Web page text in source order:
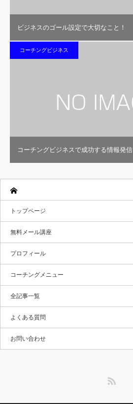
ビジネスのゴール設定で大切なこと！
コーチングビジネス
コーチングビジネスで成功する情報発信
トップページ
無料メール講座
プロフィール
コーチングメニュー
全記事一覧
よくある質問
お問い合わせ